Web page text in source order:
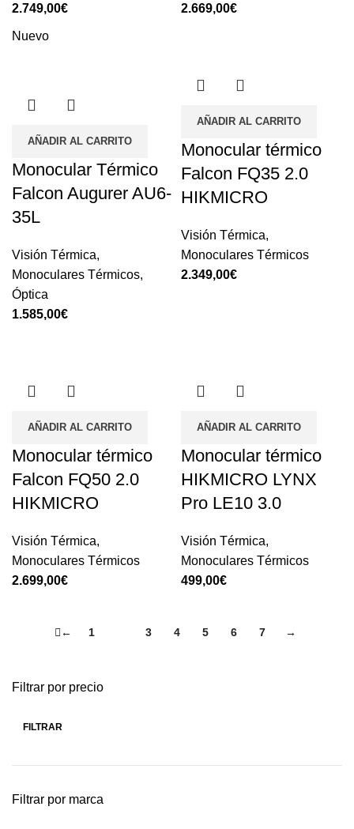
Filtrar por precio
FILTRAR
Filtrar por marca
2.749,00€
2.669,00€
Nuevo
AÑADIR AL CARRITO
Monocular Térmico
Falcon Augurer AU6-
35L
Visión Térmica,
Monoculares Térmicos,
Óptica
1.585,00€
AÑADIR AL CARRITO
Monocular térmico
Falcon FQ35 2.0
HIKMICRO
Visión Térmica,
Monoculares Térmicos
2.349,00€
AÑADIR AL CARRITO
Monocular térmico
Falcon FQ50 2.0
HIKMICRO
Visión Térmica,
Monoculares Térmicos
2.699,00€
AÑADIR AL CARRITO
Monocular térmico
HIKMICRO LYNX
Pro LE10 3.0
Visión Térmica,
Monoculares Térmicos
499,00€
← 1 3 4 5 6 7 →